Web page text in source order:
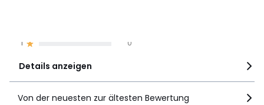
1 0
Details anzeigen
Von der neuesten zur ältesten Bewertung